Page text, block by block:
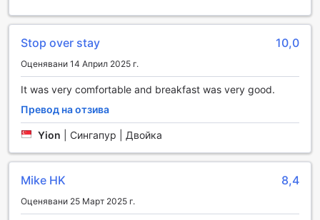
съоръжения, които задоволяват нуждите на всеки. В
хотелския комплекс можете да намерите множество
магазини, които предлагат всичко необходимо, от
местни сувенири до модни аксесоари. Тези търговски
пространства не само че добавят удобство, но и
създават атмосфера на забавление и открития, където
можете да се насладите на шопинг с приятели или
семейство.
В допълнение към магазините, хотелът предлага и
уютни зони за отдих, където можете да се отпуснете
след дълъг ден на пазаруване. Създайте незабравими
спомени, докато се наслаждавате на удобствата, които
предлага, и се потопете в местната култура чрез
Stop over stay 10,0
Оценявани 14 Април 2025 г.
It was very comfortable and breakfast was very good.
Превод на отзива
Yion Сингапур | Двойка
Mike HK 8,4
Оценявани 25 Март 2025 г.